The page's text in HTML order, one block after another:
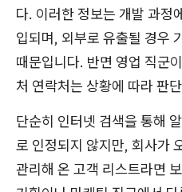
다. 이러한 정보는 개발 과정
입되며, 외부로 유출될 경우
때문입니다. 반면 영업 직군
처 연락처는 상황에 따라 판
단순히 인터넷 검색을 통해
로 인정되지 않지만, 회사가
관리해 온 고객 리스트라면